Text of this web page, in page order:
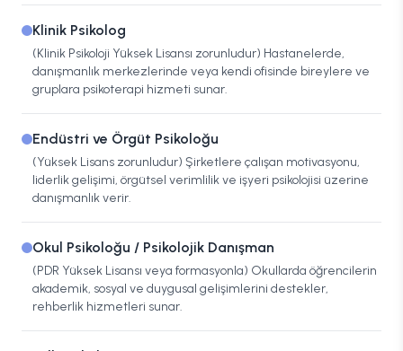
Klinik Psikolog
(Klinik Psikoloji Yüksek Lisansı zorunludur) Hastanelerde,
danışmanlık merkezlerinde veya kendi ofisinde bireylere ve
gruplara psikoterapi hizmeti sunar.
Endüstri ve Örgüt Psikoloğu
(Yüksek Lisans zorunludur) Şirketlere çalışan motivasyonu,
liderlik gelişimi, örgütsel verimlilik ve işyeri psikolojisi üzerine
danışmanlık verir.
Okul Psikoloğu / Psikolojik Danışman
(PDR Yüksek Lisansı veya formasyonla) Okullarda öğrencilerin
akademik, sosyal ve duygusal gelişimlerini destekler,
rehberlik hizmetleri sunar.